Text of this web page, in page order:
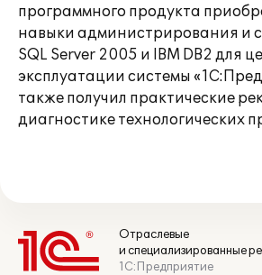
программного продукта
навыки администрирования и
SQL Server 2005 и IBM DB2 для
эксплуатации системы
также получил практические
диагностике технологических
Отраслевые
и специализированные
1С:Предприятие